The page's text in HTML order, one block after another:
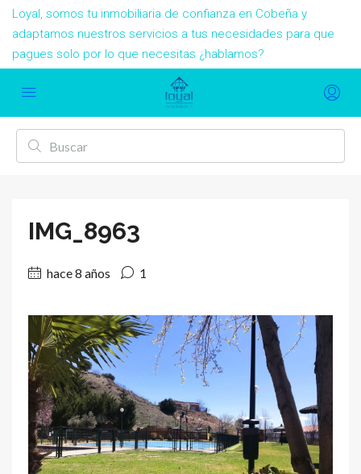
Loyal, somos tu inmobiliaria de confianza en Cobeña y
adaptamos nuestros servicios a tus necesidades para que
pagues solo por lo que necesitas ¿hablamos?
IMG_8963
hace 8 años 1